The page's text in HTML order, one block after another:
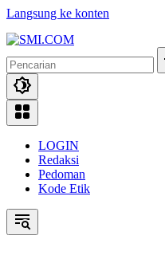
Langsung ke konten
LOGIN
Redaksi
Pedoman
Kode Etik